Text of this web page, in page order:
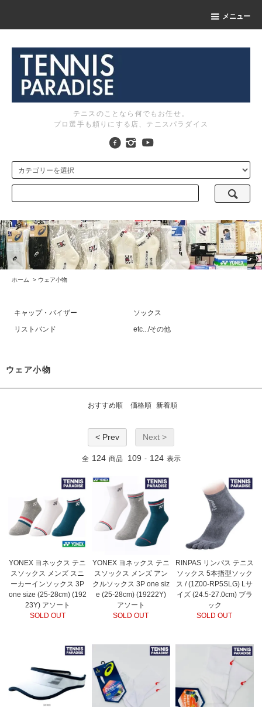
メニュー
テニスのことなら何でもお任せ。
プロ選手も頼りにする店、テニスパラダイス
ホーム > ウェア小物
キャップ・バイザー
ソックス
リストバンド
etc.../その他
ウェア小物
おすすめ順 価格順 新着順
< Prev Next >
全 124 商品 109 - 124 表示
YONEX ヨネックス テニ
スソックス メンズ スニ
ーカーインソックス 3P
one size (25-28cm) (192
23Y) アソート
SOLD OUT
YONEX ヨネックス テニ
スソックス メンズ アン
クルソックス 3P one siz
e (25-28cm) (19222Y)
アソート
SOLD OUT
RINPAS リンパス テニス
ソックス 5本指型ソック
ス / (1Z00-RP5SLG) Lサ
イズ (24.5-27.0cm) ブラ
ック
SOLD OUT